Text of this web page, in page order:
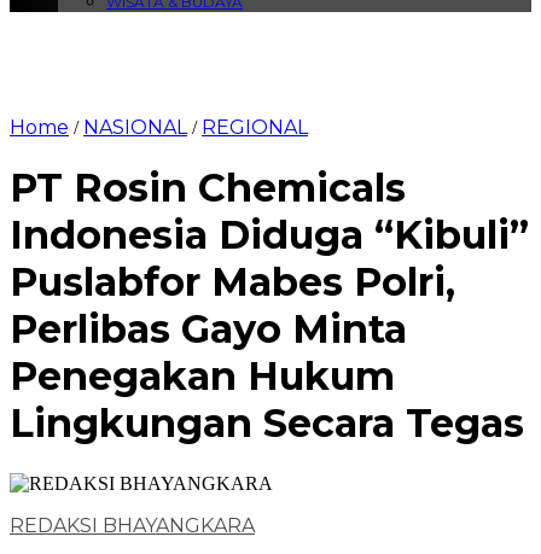
Home / NASIONAL / REGIONAL
PT Rosin Chemicals
Indonesia Diduga “Kibuli”
Puslabfor Mabes Polri,
Perlibas Gayo Minta
Penegakan Hukum
Lingkungan Secara Tegas
REDAKSI BHAYANGKARA